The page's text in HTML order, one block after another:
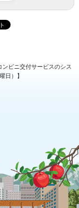
ンビニ交付サービスのシス
日）】